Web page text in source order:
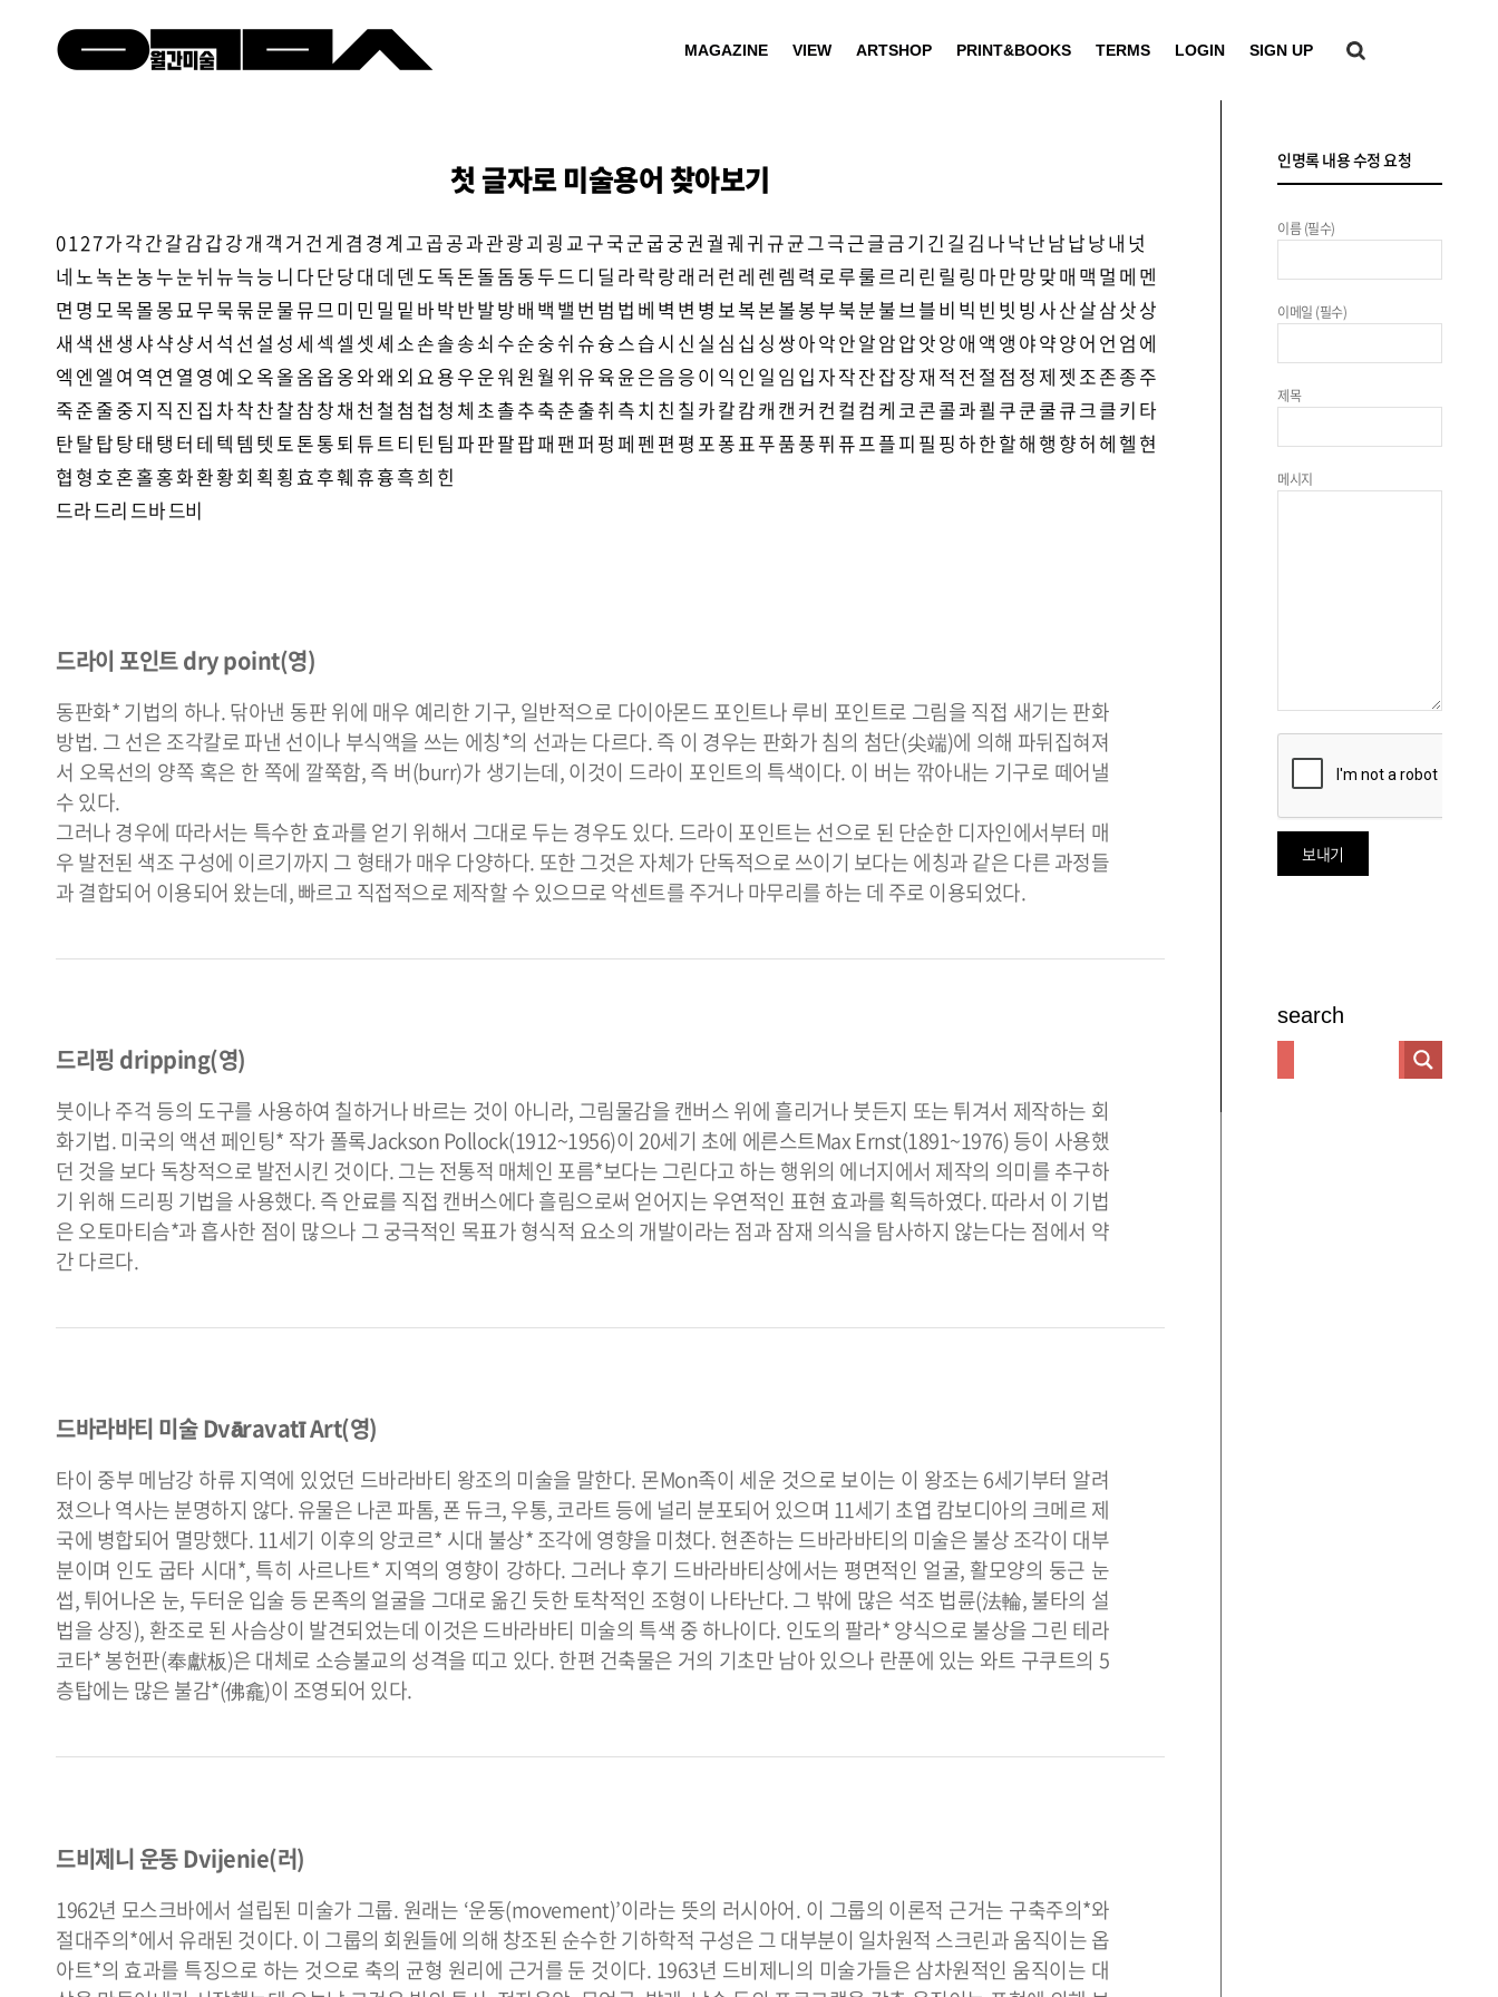
MAGAZINE VIEW ARTSHOP PRINT&BOOKS TERMS LOGIN SIGN UP
첫 글자로 미술용어 찾아보기
01 27가각간갈감갑강개 객 거 건 게 겸 경 계 고곱공과관광괴 굉 교구국군굽궁권 궐궤 귀 규균그극근글금기 긴 길 김 나낙난남납낭내 넛
네 노녹논농누눈뉘 뉴늑능니 다단당대 데 덴 도독돈돌돔동두드디 딜 라락랑래 러 런 레 렌 렘 력 로루룰르리 린 릴 링 마만망맞매 맥 멀 메 멘
면 명 모목몰몽묘무묵묶문물뮤므미 민 밀 밑 바박반발방배 백 밸 번 범 법 베 벽 변 병 보복본볼봉부북분불브블비 빅 빈 빗 빙 사산살삼삿상
새 색 샌 생 샤샥샹서 석 선 설 성 세 섹 셀 셋 셰 소손솔송쇠 수순숭쉬 슈슝스습시 신 실 심 십 싱 쌍아악안알암압앗앙애 액 앵 야약양어 언 엄 에
엑 엔 엘 여 역 연 열 영 예 오옥올옴옵옹와왜 외 요용우운워 원 월 위 유육윤은음응이 익 인 일 임 입자작잔잡장재 적 전 절 점 정 제 젯 조존종주
죽준줄중지 직 진 집 차착찬찰참창채 천 철 첨 첩 청 체 초촐추축춘출취 측치 친 칠 카칼캄캐 캔 커 컨 컬 컴 케 코콘콜콰쾰 쿠쿤쿨큐크클키 타
탄탈탑탕태 탱 터 테 텍 템 텟 토톤통퇴 튜트티 틴 팀파판팔팝패 팬 퍼 펑페 펜 편 평 포퐁표푸품풍퓌퓨프플피 필 핑하한할해행 향허 헤헬 현
협 형 호혼홀홍화환황회 획 횡 효후훼 휴흉흑희 힌
드라드리 드바드비
드라이 포인트 dry point(영)
동판화* 기법의 하나. 닦아낸 동판 위에 매우 예리한 기구, 일반적으로 다이아몬드 포인트나 루비 포인트로 그림을 직접 새기는 판화
방법. 그 선은 조각칼로 파낸 선이나 부식액을 쓰는 에칭*의 선과는 다르다. 즉 이 경우는 판화가 침의 첨단(尖端)에 의해 파뒤집혀져
서 오목선의 양쪽 혹은 한 쪽에 깔쭉함, 즉 버(burr)가 생기는데, 이것이 드라이 포인트의 특색이다. 이 버는 깎아내는 기구로 떼어낼
수 있다.
그러나 경우에 따라서는 특수한 효과를 얻기 위해서 그대로 두는 경우도 있다. 드라이 포인트는 선으로 된 단순한 디자인에서부터 매
우 발전된 색조 구성에 이르기까지 그 형태가 매우 다양하다. 또한 그것은 자체가 단독적으로 쓰이기 보다는 에칭과 같은 다른 과정들
과 결합되어 이용되어 왔는데, 빠르고 직접적으로 제작할 수 있으므로 악센트를 주거나 마무리를 하는 데 주로 이용되었다.
드리핑 dripping(영)
붓이나 주걱 등의 도구를 사용하여 칠하거나 바르는 것이 아니라, 그림물감을 캔버스 위에 흘리거나 붓든지 또는 튀겨서 제작하는 회
화기법. 미국의 액션 페인팅* 작가 폴록Jackson Pollock(1912~1956)이 20세기 초에 에른스트Max Ernst(1891~1976) 등이 사용했
던 것을 보다 독창적으로 발전시킨 것이다. 그는 전통적 매체인 포름*보다는 그린다고 하는 행위의 에너지에서 제작의 의미를 추구하
기 위해 드리핑 기법을 사용했다. 즉 안료를 직접 캔버스에다 흘림으로써 얻어지는 우연적인 표현 효과를 획득하였다. 따라서 이 기법
은 오토마티슴*과 흡사한 점이 많으나 그 궁극적인 목표가 형식적 요소의 개발이라는 점과 잠재 의식을 탐사하지 않는다는 점에서 약
간 다르다.
드바라바티 미술 Dvāravatī Art(영)
타이 중부 메남강 하류 지역에 있었던 드바라바티 왕조의 미술을 말한다. 몬Mon족이 세운 것으로 보이는 이 왕조는 6세기부터 알려
졌으나 역사는 분명하지 않다. 유물은 나콘 파톰, 폰 듀크, 우통, 코라트 등에 널리 분포되어 있으며 11세기 초엽 캄보디아의 크메르 제
국에 병합되어 멸망했다. 11세기 이후의 앙코르* 시대 불상* 조각에 영향을 미쳤다. 현존하는 드바라바티의 미술은 불상 조각이 대부
분이며 인도 굽타 시대*, 특히 사르나트* 지역의 영향이 강하다. 그러나 후기 드바라바티상에서는 평면적인 얼굴, 활모양의 둥근 눈
썹, 튀어나온 눈, 두터운 입술 등 몬족의 얼굴을 그대로 옮긴 듯한 토착적인 조형이 나타난다. 그 밖에 많은 석조 법륜(法輪, 불타의 설
법을 상징), 환조로 된 사슴상이 발견되었는데 이것은 드바라바티 미술의 특색 중 하나이다. 인도의 팔라* 양식으로 불상을 그린 테라
코타* 봉헌판(奉獻板)은 대체로 소승불교의 성격을 띠고 있다. 한편 건축물은 거의 기초만 남아 있으나 란푼에 있는 와트 구쿠트의 5
층탑에는 많은 불감*(佛龕)이 조영되어 있다.
드비제니 운동 Dvijenie(러)
1962년 모스크바에서 설립된 미술가 그룹. 원래는 ‘운동(movement)’이라는 뜻의 러시아어. 이 그룹의 이론적 근거는 구축주의*와
절대주의*에서 유래된 것이다. 이 그룹의 회원들에 의해 창조된 순수한 기하학적 구성은 그 대부분이 일차원적 스크린과 움직이는 옵
아트*의 효과를 특징으로 하는 것으로 축의 균형 원리에 근거를 둔 것이다. 1963년 드비제니의 미술가들은 삼차원적인 움직이는 대
인명록 내용 수정 요청
이름 (필수)
이메일 (필수)
제목
메시지
search